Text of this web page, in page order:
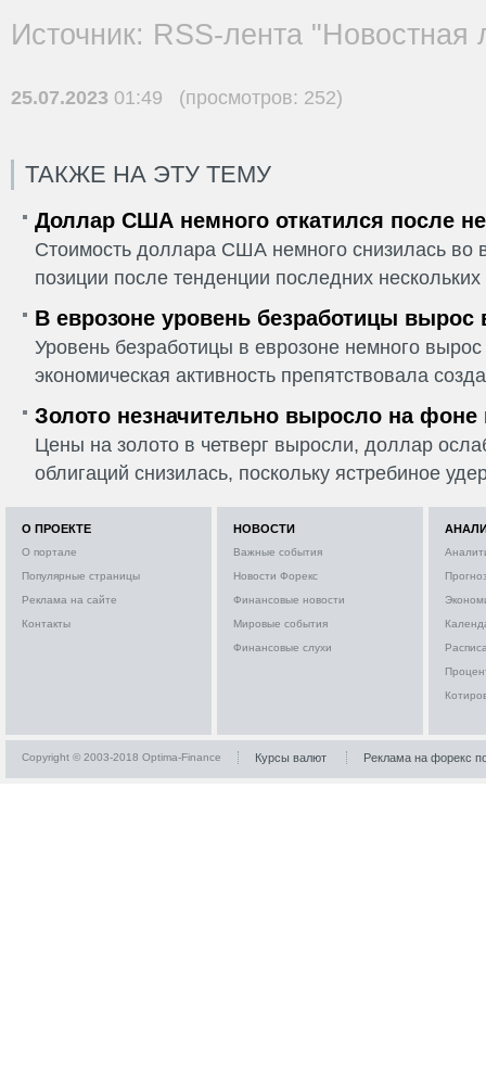
Источник: RSS-лента "Новостная
25.07.2023 01:49 (просмотров: 252)
ТАКЖЕ НА ЭТУ ТЕМУ
Доллар США немного откатился после
Стоимость доллара США немного снизилась во
позиции после тенденции последних
В еврозоне уровень безработицы вырос
Уровень безработицы в еврозоне немного
экономическая активность препятствовала
Золото незначительно выросло на фоне
Цены на золото в четверг выросли, доллар
облигаций снизилась, поскольку ястребиное
О ПРОЕКТЕ
О портале
Популярные страницы
Реклама на сайте
Контакты
НОВОСТИ
Важные события
Новости Форекс
Финансовые новости
Мировые события
Финансовые слухи
Copyright © 2003-2018 Optima-Finance Курсы валют Реклама на форекс